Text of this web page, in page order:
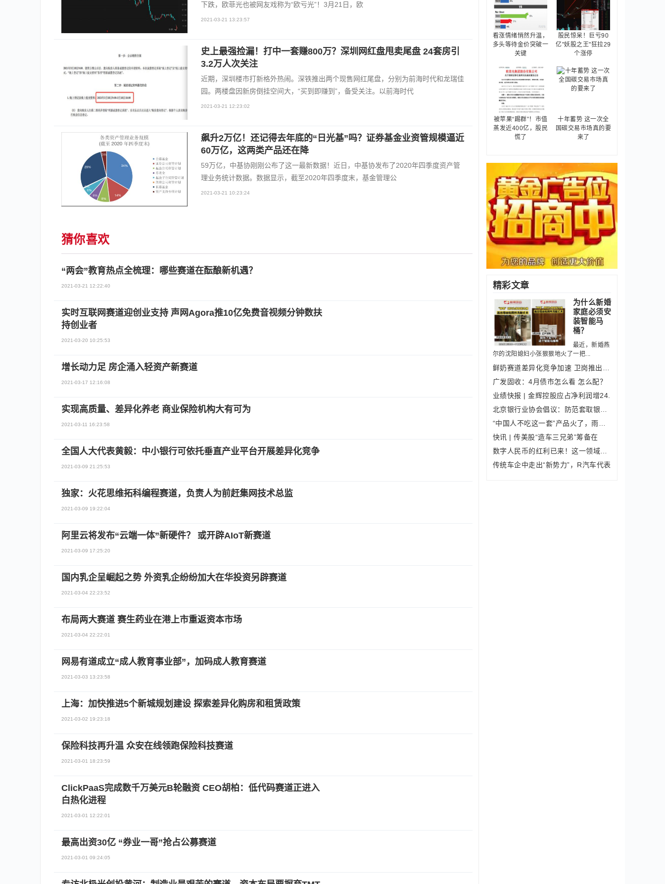
下跌，欧菲光也被网友戏称为“欧亏光”！3月21日，欧
2021-03-21 13:23:57
史上最强捡漏！打中一套赚800万？深圳网红盘甩卖尾盘 24套房引
3.2万人次关注
近期，深圳楼市打新格外热闹。深铁推出两个现售网红尾盘，分别为前海时代和龙瑞佳
园。两楼盘因新房倒挂空间大，“买到即赚到”，备受关注。以前海时代
2021-03-21 12:23:02
飙升2万亿！还记得去年底的“日光基”吗？证券基金业资管规模逼近
60万亿，这两类产品还在降
59万亿，中基协刚刚公布了这一最新数据！近日，中基协发布了2020年四季度资产管
理业务统计数据。数据显示，截至2020年四季度末，基金管理公
2021-03-21 10:23:24
猜你喜欢
“两会”教育热点全梳理：哪些赛道在酝酿新机遇？
2021-03-21 12:22:40
实时互联网赛道迎创业支持 声网Agora推10亿免费音视频分钟数扶
持创业者
2021-03-20 10:25:53
增长动力足 房企涌入轻资产新赛道
2021-03-17 12:16:08
实现高质量、差异化养老 商业保险机构大有可为
2021-03-11 16:23:58
全国人大代表黄毅：中小银行可依托垂直产业平台开展差异化竞争
2021-03-09 21:25:53
独家：火花思维拓科编程赛道，负责人为前赶集网技术总监
2021-03-09 19:22:04
阿里云将发布“云端一体”新硬件？ 或开辟AIoT新赛道
2021-03-09 17:25:20
国内乳企呈崛起之势 外资乳企纷纷加大在华投资另辟赛道
2021-03-04 22:23:52
布局两大赛道 赛生药业在港上市重返资本市场
2021-03-04 22:22:01
网易有道成立“成人教育事业部”，加码成人教育赛道
2021-03-03 13:23:58
上海：加快推进5个新城规划建设 探索差异化购房和租赁政策
2021-03-02 19:23:18
保险科技再升温 众安在线领跑保险科技赛道
2021-03-01 18:23:59
ClickPaaS完成数千万美元B轮融资 CEO胡柏：低代码赛道正进入
白热化进程
2021-03-01 12:22:01
最高出资30亿 “券业一哥”抢占公募赛道
2021-03-01 09:24:05
看涨情绪悄然升温，
多头等待金价突破一
关键
股民惊呆！巨亏90
亿"妖股之王"狂拉29
个涨停
被苹果“踢群”！市值
蒸发近400亿，股民
慌了
十年蓄势 这一次全
国碳交易市场真的要
来了
精彩文章
为什么新婚
家庭必须安
装智能马
桶？
最近，新婚燕
尔的沈阳媳妇小张狠狠地火了一把...
广发固收：4月债市怎么看 怎么配？
业绩快报 | 金辉控股应占净利润增24.
快讯 | 传美股“造车三兄弟”筹备在
传统车企中走出“新势力”，R汽车代表